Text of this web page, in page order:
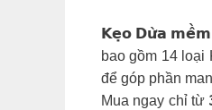
𝗞𝗲̣𝗼 𝗗𝘂̛̀𝗮 𝗺𝗲̂̀𝗺
bao gồm 14 loại
để góp phần
Mua ngay chỉ